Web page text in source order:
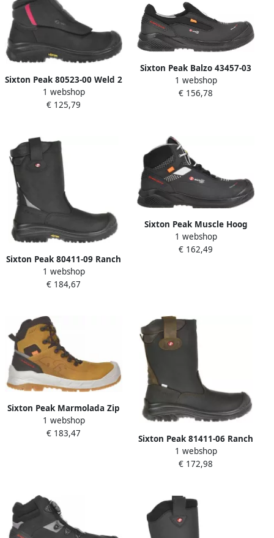
Sixton Peak 80523-00 Weld 2
Lasschoen S3 | Zwart |
8053470576836
1 webshop
€ 125,79
Sixton Peak Balzo 43457-03
S3 ESD | Zwart Grijs |
00.091.149.46
1 webshop
€ 156,78
Sixton Peak 80411-09 Ranch
Laars HdryHoog S3 | Zwart
| 00.091.124.41
1 webshop
€ 184,67
Sixton Peak Muscle Hoog
43486-00 S3 | Zwart Grijs |
8053470572166
1 webshop
€ 162,49
Sixton Peak Marmolada Zip
70550-00 S3S | Kameel |
8058945081310
1 webshop
€ 183,47
Sixton Peak 81411-06 Ranch
Laars Hdry Hoog S3 KN
+ESD | Zwart Bruin |
1 webshop
€ 172,98